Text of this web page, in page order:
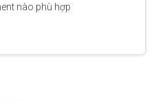
nào phù hợp